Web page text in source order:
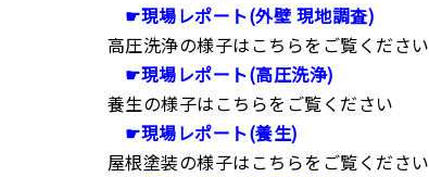
☛現場レポート(外壁 現地調査)
高圧洗浄の様子はこちらをご覧ください
☛現場レポート(高圧洗浄)
養生の様子はこちらをご覧ください
☛現場レポート(養生)
屋根塗装の様子はこちらをご覧ください